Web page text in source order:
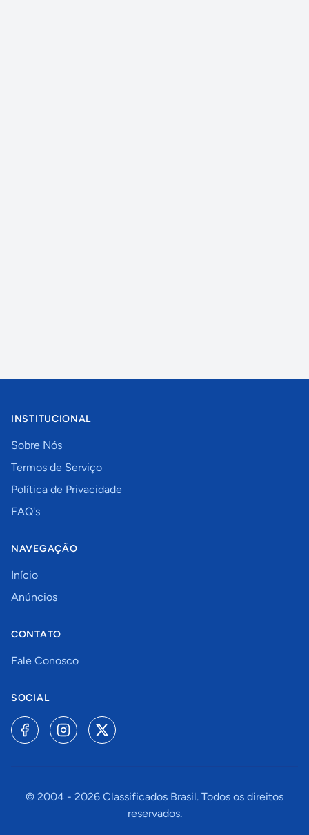
INSTITUCIONAL
Sobre Nós
Termos de Serviço
Política de Privacidade
FAQ's
NAVEGAÇÃO
Início
Anúncios
CONTATO
Fale Conosco
SOCIAL
© 2004 - 2026 Classificados Brasil. Todos os direitos
reservados.